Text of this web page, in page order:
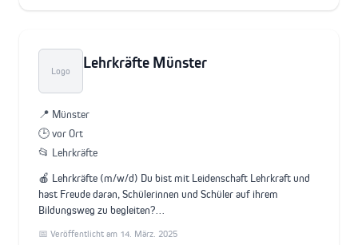
Logo Lehrkräfte Münster
📍 Münster
🕒 vor Ort
📂 Lehrkräfte
🍎 Lehrkräfte (m/w/d) Du bist mit Leidenschaft Lehrkraft und
hast Freude daran, Schülerinnen und Schüler auf ihrem
Bildungsweg zu begleiten?…
📅 Veröffentlicht am 14. März. 2025